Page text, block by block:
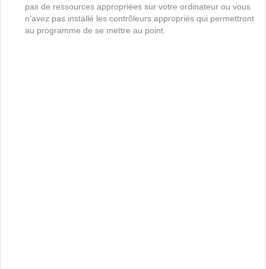
pas de ressources appropriées sur votre ordinateur ou vous
n'avez pas installé les contrôleurs appropriés qui permettront
au programme de se mettre au point.